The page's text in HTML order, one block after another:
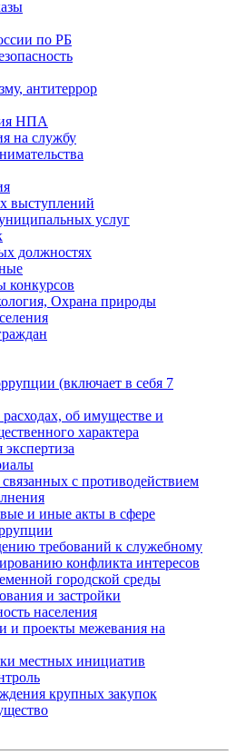
по РБ
антитеррор
НПА
на службу
выступлений
услуг
должностях
конкурсов
Охрана природы
(включает в себя 7
об имуществе и
характера
с противодействием
и иные акты в сфере
требований к служебному
конфликта интересов
городской среды
и застройки
населения
и проекты межевания на
местных инициатив
крупных закупок